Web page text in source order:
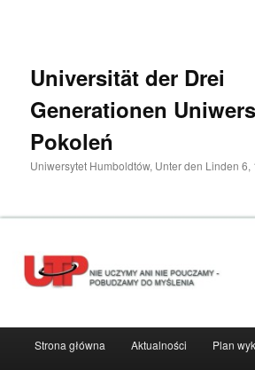
Universität der Drei
Generationen
Pokoleń
Uniwersytet Humboldtów, Unter den Linden 6,
Strona główna Aktualności Plan